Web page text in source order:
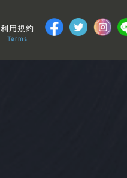
利用規約
Terms